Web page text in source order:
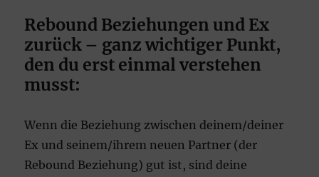
Rebound Beziehungen und Ex
zurück – ganz wichtiger Punkt,
den du erst einmal verstehen
musst:
Wenn die Beziehung zwischen deinem/deiner
Ex und seinem/ihrem neuen Partner (der
Rebound Beziehung) gut ist, sind deine